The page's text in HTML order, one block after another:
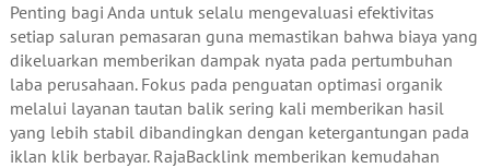
Penting bagi Anda untuk selalu mengevaluasi efektivitas
setiap saluran pemasaran guna memastikan bahwa biaya yang
dikeluarkan memberikan dampak nyata pada pertumbuhan
laba perusahaan. Fokus pada penguatan optimasi organik
melalui layanan tautan balik sering kali memberikan hasil
yang lebih stabil dibandingkan dengan ketergantungan pada
iklan klik berbayar. RajaBacklink memberikan kemudahan